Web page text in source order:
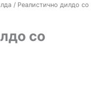
/ Реалистично дилдо со
со